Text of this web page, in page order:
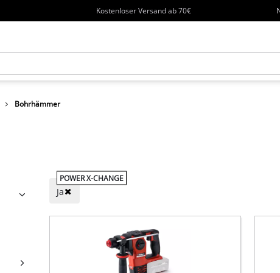
Kostenloser Versand ab 70€
Bohrhämmer
POWER X-CHANGE
Ja